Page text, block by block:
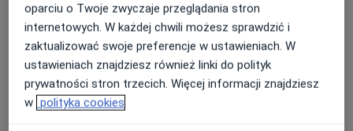
Byczyńska 7, Poznań • Mapa
Wizyta stacjonarna
Psychoterapia
oparciu o Twoje zwyczaje przeglądania stron
internetowych. W każdej chwili możesz sprawdzić i
zaktualizować swoje preferencje w ustawieniach. W
ustawieniach znajdziesz również linki do polityk
prywatności stron trzecich. Więcej informacji znajdziesz
w polityka cookies